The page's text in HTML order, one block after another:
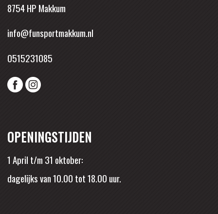
8754 HP Makkum
info@funsportmakkum.nl
0515231085
OPENINGSTIJDEN
1 April t/m 31 oktober:
dagelijks van 10.00 tot 18.00 uur.